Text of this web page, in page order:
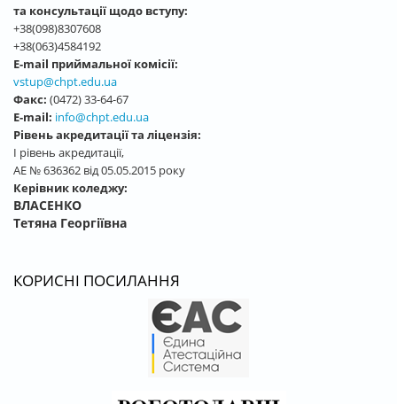
та консультації щодо вступу:
+38(098)8307608
+38(063)4584192
E-mail приймальної комісії:
vstup@chpt.edu.ua
Факс: (0472) 33-64-67
E-mail: info@chpt.edu.ua
Рівень акредитації та ліцензія:
І рівень акредитації,
АЕ № 636362 від 05.05.2015 року
Керівник коледжу:
ВЛАСЕНКО
Тетяна Георгіївна
КОРИСНІ ПОСИЛАННЯ